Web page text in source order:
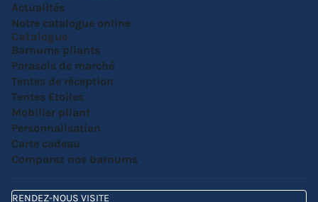
Actualités
Notre catalogue online
Catalogue
Barnums pliants
Parasols de marché
Tentes de réception
Tentes Etoiles
Mobilier pliant
Personnalisation
Carte cadeau
Comparez nos barnums
RENDEZ-NOUS VISITE